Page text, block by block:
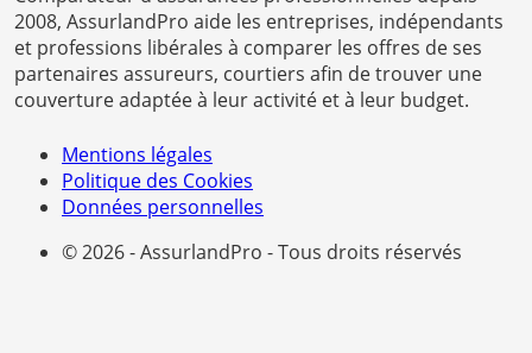
2008, AssurlandPro aide les entreprises, indépendants
et professions libérales à comparer les offres de ses
partenaires assureurs, courtiers afin de trouver une
couverture adaptée à leur activité et à leur budget.
Mentions légales
Politique des Cookies
Données personnelles
© 2026 - AssurlandPro - Tous droits réservés